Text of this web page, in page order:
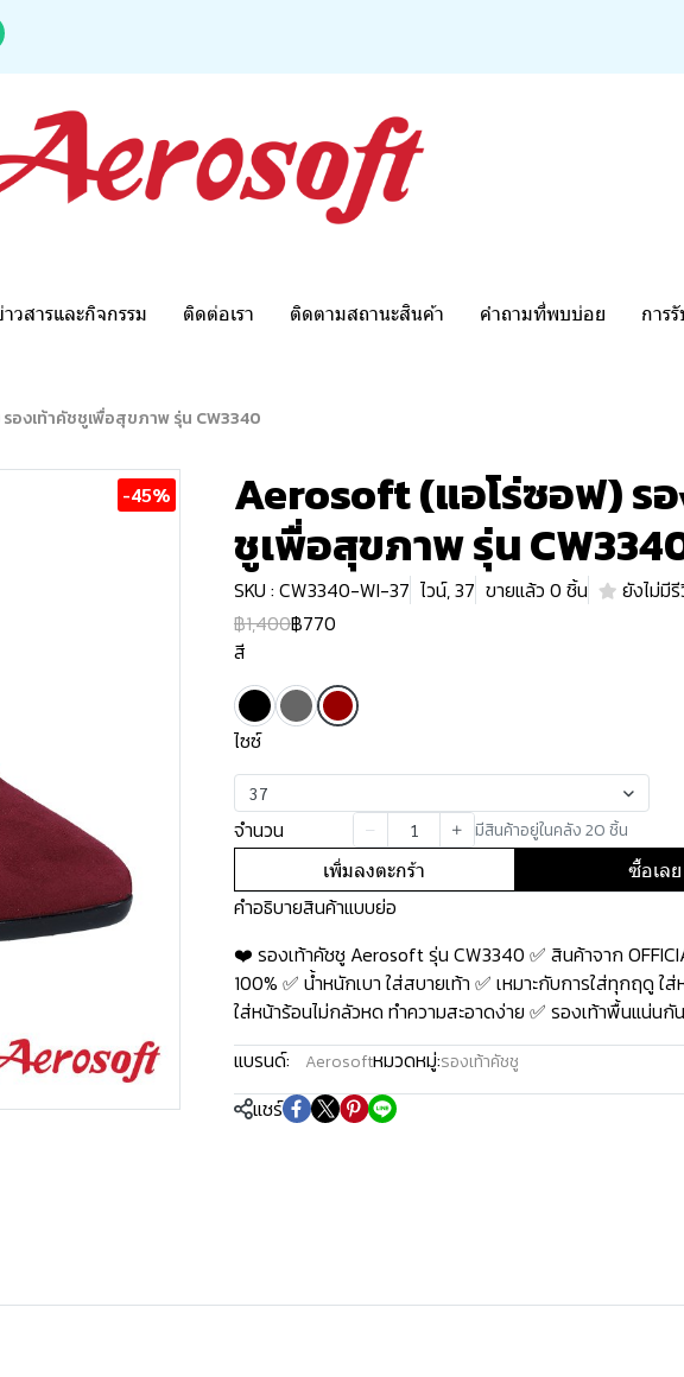
วสารและกิจกรรม ติดต่อเรา ติดตามสถานะสินค้า คำถามที่พบบ่อย การ
องเท้าคัชชูเพื่อสุขภาพ รุ่น CW3340
-45% Aerosoft (แอโร่ซอฟ) ร
ชูเพื่อสุขภาพ รุ่น
SKU : CW3340-WI-37 ไวน์, 37 ขายแล้ว 0 ชิ้น ยังไม่มี
฿1,400฿770
สี
ไซซ์
37
จำนวน
มีสินค้าอยู่ในคลัง 20 ชิ้น
เพิ่มลงตะกร้า
ซื้อเลย
คำอธิบายสินค้าแบบย่อ
❤️ รองเท้าคัชชู Aerosoft รุ่น CW3340 ✅ สินค้าจาก
100% ✅ น้ำหนักเบา ใส่สบายเท้า ✅ เหมาะกับการใส่ทุกฤดู ใ
ใส่หน้าร้อนไม่กลัวหด ทำความสะอาดง่าย ✅ รองเท้าพื้นแน่นกั
แบรนด์:
Aerosoftหมวดหมู่:รองเท้าคัชชู
แชร์